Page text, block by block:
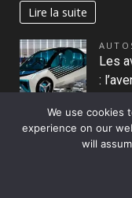
Lire la suite
Les
:
Avec la montée
propre, les
We use cookies
experience on our
will